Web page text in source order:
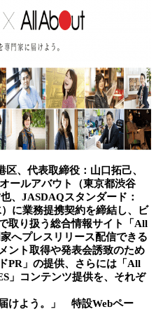
区、代表取締役：山口拓己、
オールアバウト （東京都渋谷
、 JASDAQスタンダード ：
）に業務提携契約を締結し、
ビ
取り扱う総合情報サイト 「 All
へプレスリリース配信できる
ント取得や発表会誘致のため
PR 」の提供、さらには「 All
」コンテンツ提供を、それぞ
けよう。 」 特設Webペー